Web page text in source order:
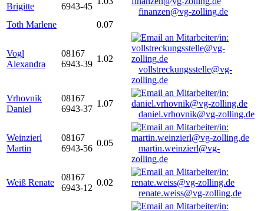
Brigitte
6943-45
finanzen@vg-zolling.de
Toth Marlene
0.07
Vogl
Alexandra
08167
6943-39
1.02
vollstreckungsstelle@vg-
zolling.de
Vrhovnik
Daniel
08167
6943-37
1.07
daniel.vrhovnik@vg-zolling.de
Weinzierl
Martin
08167
6943-56
0.05
martin.weinzierl@vg-
zolling.de
Weiß Renate
08167
6943-12
0.02
renate.weiss@vg-zolling.de